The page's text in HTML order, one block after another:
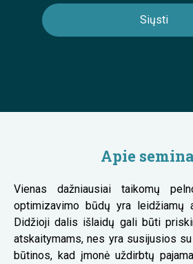
Apie
Vienas dažniausiai taikomų
optimizavimo būdų yra leidžiamų
Didžioji dalis išlaidų gali būti
atskaitymams, nes yra susijusios
būtinos, kad įmonė uždirbtų